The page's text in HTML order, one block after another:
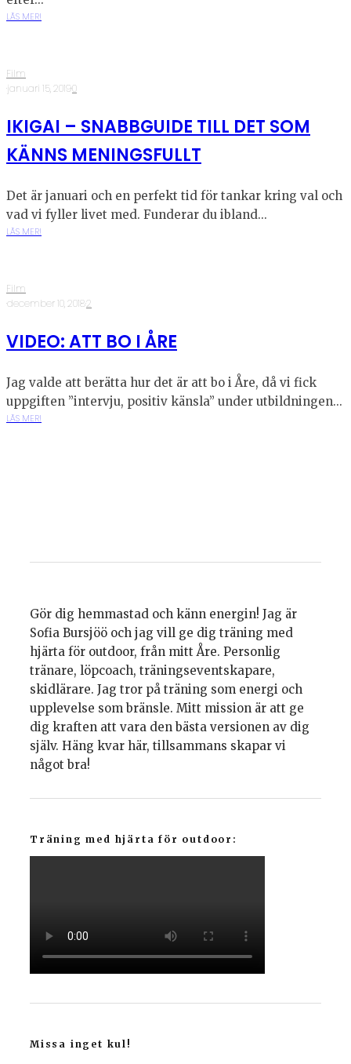
LÄS MER!
Film
·januari 15, 2019·0
IKIGAI – SNABBGUIDE TILL DET SOM
KÄNNS MENINGSFULLT
Det är januari och en perfekt tid för tankar kring val och
vad vi fyller livet med. Funderar du ibland...
LÄS MER!
Film
·december 10, 2018·2
VIDEO: ATT BO I ÅRE
Jag valde att berätta hur det är att bo i Åre, då vi fick
uppgiften ”intervju, positiv känsla” under utbildningen...
LÄS MER!
Gör dig hemmastad och känn energin! Jag är
Sofia Bursjöö och jag vill ge dig träning med
hjärta för outdoor, från mitt Åre. Personlig
tränare, löpcoach, träningseventskapare,
skidlärare. Jag tror på träning som energi och
upplevelse som bränsle. Mitt mission är att ge
dig kraften att vara den bästa versionen av dig
själv. Häng kvar här, tillsammans skapar vi
något bra!
Träning med hjärta för outdoor:
Missa inget kul!